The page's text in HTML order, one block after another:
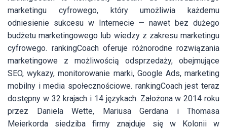
marketingu cyfrowego, który umożliwia każdemu
odniesienie sukcesu w Internecie — nawet bez dużego
budżetu marketingowego lub wiedzy z zakresu marketingu
cyfrowego. rankingCoach oferuje różnorodne rozwiązania
marketingowe z możliwością odsprzedaży, obejmujące
SEO, wykazy, monitorowanie marki, Google Ads, marketing
mobilny i media społecznościowe. rankingCoach jest teraz
dostępny w 32 krajach i 14 językach. Założona w 2014 roku
przez Daniela Wette, Mariusa Gerdana i Thomasa
Meierkorda siedziba firmy znajduje się w Kolonii w